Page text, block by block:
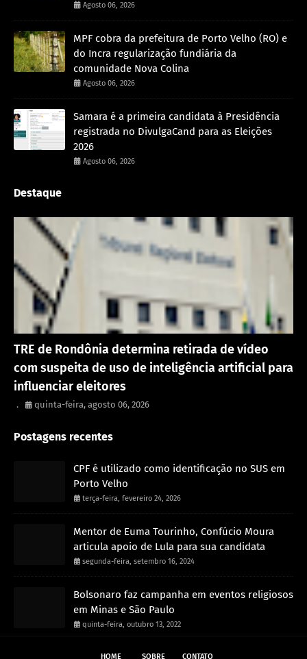
Agosto 06, 2026
MPF cobra da prefeitura de Porto Velho (RO) e
do Incra regularização fundiária da
comunidade Nova Colina
Agosto 06, 2026
Samara é a primeira candidata à Presidência
registrada no DivulgaCand para as Eleições
2026
Agosto 06, 2026
Destaque
TRE de Rondônia determina retirada de vídeo
com suspeita de uso de inteligência artificial para
influenciar eleitores
. quinta-feira, agosto 06, 2026
Postagens recentes
CPF é utilizado como identificação no SUS em
Porto Velho
terça-feira, fevereiro 24, 2026
Mentor de Euma Tourinho, Confúcio Moura
articula apoio de Lula para sua candidata
segunda-feira, setembro 16, 2024
Bolsonaro faz campanha em eventos religiosos
em Minas e São Paulo
quinta-feira, outubro 13, 2022
HOME SOBRE CONTATO